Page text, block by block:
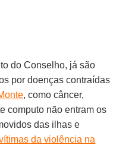
do Conselho, já são
por doenças contraídas
, como câncer,
computo não entram os
das ilhas e
da violência na